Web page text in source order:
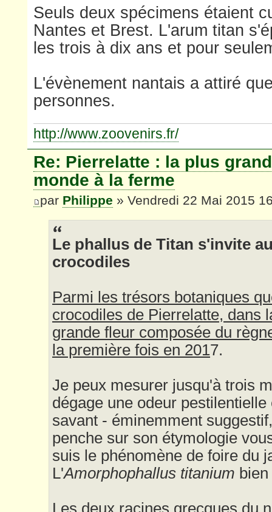
Seuls deux spécimens étaient
Nantes et Brest. L'arum titan
les trois à dix ans et pour
L'évènement nantais a attiré
personnes.
http://www.zoovenirs.fr/
Re: Pierrelatte : la plus
monde à la ferme
par Philippe » Vendredi 22 Mai 2015
Le phallus de Titan s'invite
crocodiles
Parmi les trésors botaniques
crocodiles de Pierrelatte, dans
grande fleur composée du
la première fois en 2017.
Je peux mesurer jusqu'à trois
dégage une odeur
savant - éminemment
penche sur son étymologie
suis le phénomène de foire du
L'Amorphophallus titanium
Les deux racines grecques du